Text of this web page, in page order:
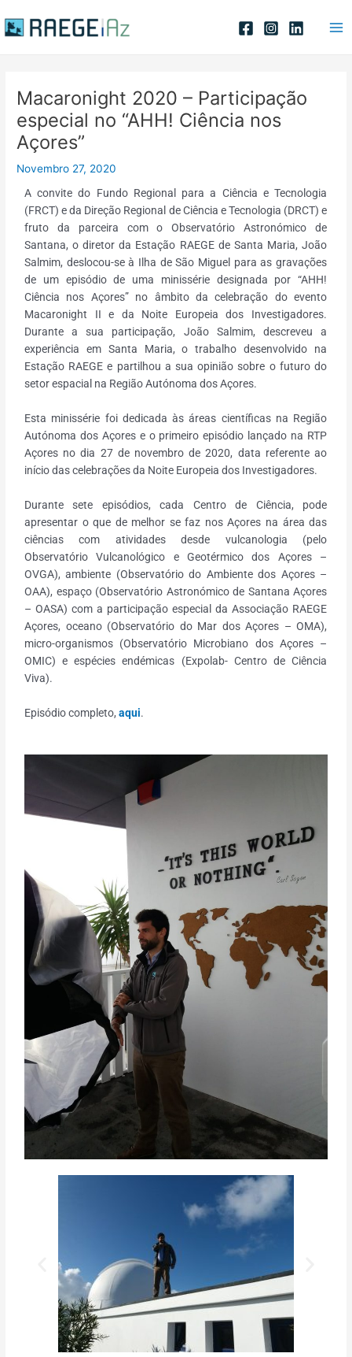
to
Macaronight 2020 – Participação
especial no “AHH! Ciência nos
Açores”
Novembro 27, 2020
A convite do Fundo Regional para a Ciência e Tecnologia
(FRCT) e da Direção Regional de Ciência e Tecnologia (DRCT) e
fruto da parceira com o Observatório Astronómico de
Santana, o diretor da Estação RAEGE de Santa Maria, João
Salmim, deslocou-se à Ilha de São Miguel para as gravações
de um episódio de uma minissérie designada por “AHH!
Ciência nos Açores” no âmbito da celebração do evento
Macaronight II e da Noite Europeia dos Investigadores.
Durante a sua participação, João Salmim, descreveu a
experiência em Santa Maria, o trabalho desenvolvido na
Estação RAEGE e partilhou a sua opinião sobre o futuro do
setor espacial na Região Autónoma dos Açores.
Esta minissérie foi dedicada às áreas científicas na Região
Autónoma dos Açores e o primeiro episódio lançado na RTP
Açores no dia 27 de novembro de 2020, data referente ao
início das celebrações da Noite Europeia dos Investigadores.
Durante sete episódios, cada Centro de Ciência, pode
apresentar o que de melhor se faz nos Açores na área das
ciências com atividades desde vulcanologia (pelo
Observatório Vulcanológico e Geotérmico dos Açores –
OVGA), ambiente (Observatório do Ambiente dos Açores –
OAA), espaço (Observatório Astronómico de Santana Açores
– OASA) com a participação especial da Associação RAEGE
Açores, oceano (Observatório do Mar dos Açores – OMA),
micro-organismos (Observatório Microbiano dos Açores –
OMIC) e espécies endémicas (Expolab- Centro de Ciência
Viva).
Episódio completo,aqui.
navigation